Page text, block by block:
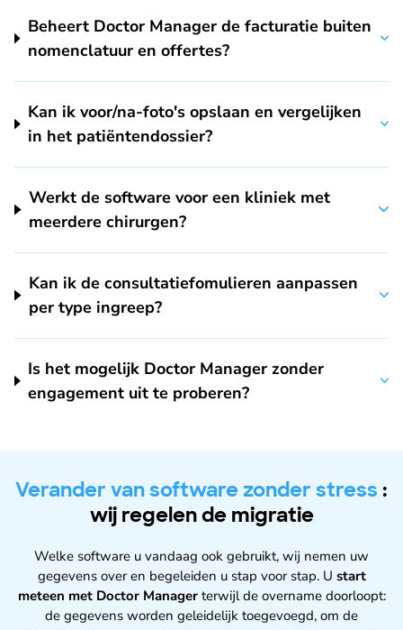
Beheert Doctor Manager de facturatie buiten
nomenclatuur en offertes?
Kan ik voor/na-foto's opslaan en vergelijken
in het patiëntendossier?
Werkt de software voor een kliniek met
meerdere chirurgen?
Kan ik de consultatiefomulieren aanpassen
per type ingreep?
Is het mogelijk Doctor Manager zonder
engagement uit te proberen?
Verander van software zonder stress :
wij regelen de migratie
Welke software u vandaag ook gebruikt, wij nemen uw
gegevens over en begeleiden u stap voor stap. U start
meteen met Doctor Managerterwijl de overname doorloopt:
de gegevens worden geleidelijk toegevoegd, om de